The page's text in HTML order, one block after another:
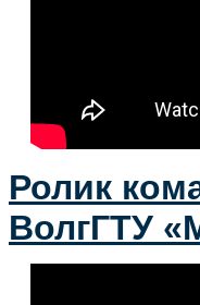
Ролик
ВолгГТУ